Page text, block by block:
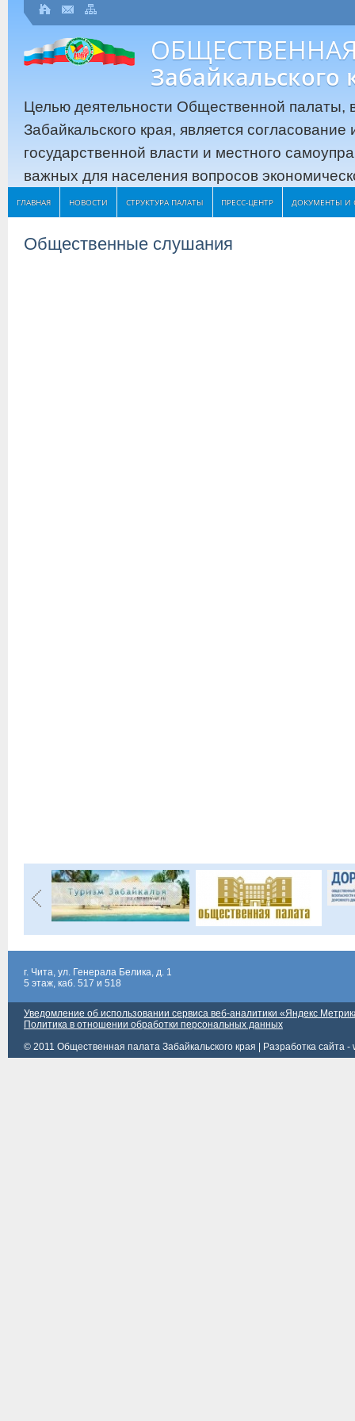
Забайкальского
Целью деятельности Общественной палаты,
Забайкальского края, является
государственной власти и местного
важных для населения вопросов
ГЛАВНАЯ НОВОСТИ СТРУКТУРА ПАЛАТЫ ПРЕСС-ЦЕНТР ДОКУМЕНТЫ И
Общественные слушания
г. Чита, ул. Генерала Белика, д. 1
5 этаж, каб. 517 и 518
Уведомление об использовании сервиса веб-аналитики «Яндекс
Политика в отношении обработки персональных данных
© 2011 Общественная палата Забайкальского края |
Разработка сайта -